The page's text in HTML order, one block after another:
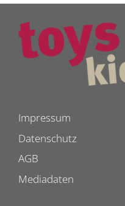
Impressum
Datenschutz
AGB
Mediadaten